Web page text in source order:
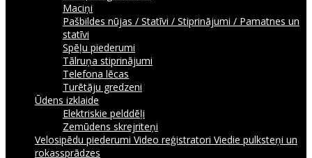
Maciņi
Pašbildes nūjas / Statīvi / Stiprinājumi / Pamatnes un
statīvi
Spēļu piederumi
Tālruņa stiprinājumi
Telefona lēcas
Turētāju gredzeni
Ūdens izklaide
Elektriskie pelddēļi
Zemūdens skrejriteņi
Velosipēdu piederumi Video reģistratori Viedie pulksteņi un
rokassprādzes